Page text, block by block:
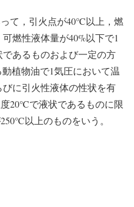
て，引火点が40℃以上，燃
燃性液体量が40%以下で1
あるものおよび一定の方
植物油で1気圧において温
に引火性液体の性状を有
20℃で液状であるものに限
以上のものをいう。